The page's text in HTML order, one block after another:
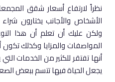
نظراً لارتفاع أسعار شقق
الأشخاص والأجانب يختارون
ولكن عليك أن تعلم أن هذا
المواصفات والمزايا وكذلك
أنها تفتقر للكثير من الخدمات
يجعل الحياة فيها تتسم ببعض